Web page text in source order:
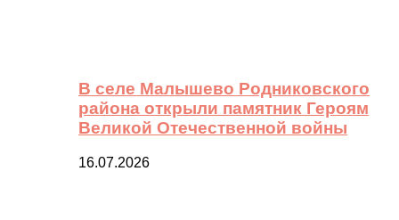
В селе Малышево Родниковского
района открыли памятник Героям
Великой Отечественной войны
16.07.2026